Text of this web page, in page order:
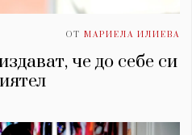
ОТ МАРИЕЛА ИЛИЕВА
че до себе си